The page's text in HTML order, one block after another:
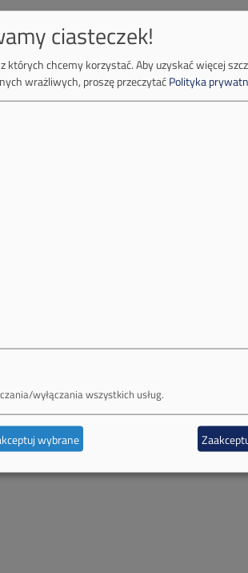
ciasteczek!
których chcemy korzystać.Aby uzyskać więcej
wrażliwych, proszę przeczytaćPolityka
wyłączania wszystkich usług.
wybrane